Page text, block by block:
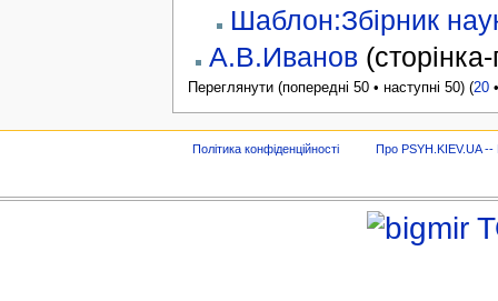
Шаблон:Збірник
А.В.Иванов
Переглянути (попередні 50 • наступні 50) (20
Політика конфіденційності Про PSYH.KIEV.UA --